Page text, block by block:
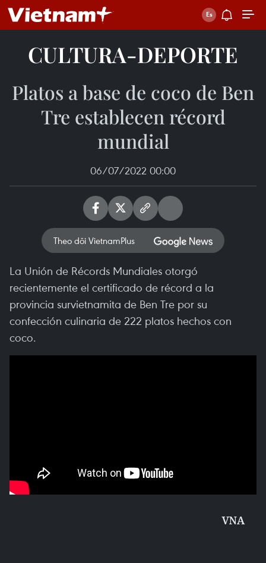
CULTURA-DEPORTE
Platos a base de coco de Ben
Tre establecen récord
mundial
06/07/2022 00:00
Theo dõi VietnamPlus
La Unión de Récords Mundiales otorgó
recientemente el certificado de récord a la
provincia survietnamita de Ben Tre por su
confección culinaria de 222 platos hechos con
coco.
VNA